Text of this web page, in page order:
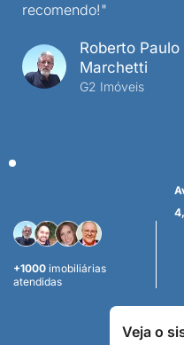
recomendo!"
Roberto Paulo
Marchetti
G2 Imóveis
+1000 imobiliárias
atendidas
Veja o